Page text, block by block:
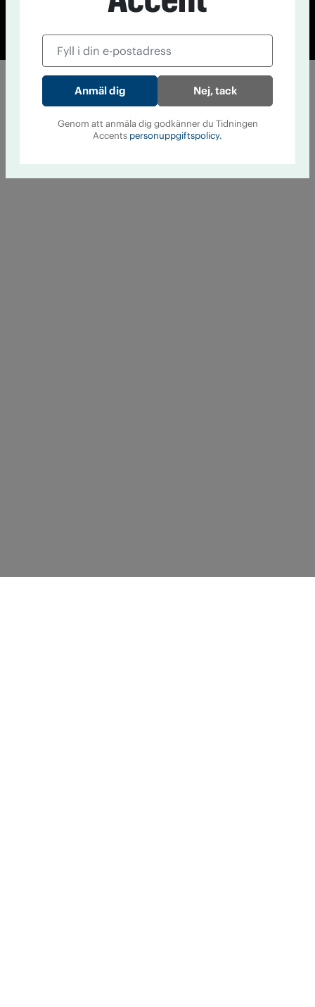
© Tidningen Accent 2026
Nej, tack
Genom att anmäla dig godkänner du Tidningen
Accents personuppgiftspolicy.